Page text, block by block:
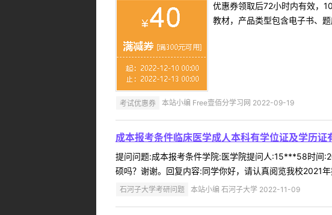
优惠券领取后72小时内有效，
教材，产品类型包含电子书、
考试优惠券 本站小编 Free壹佰分学习网 2022-09-19
成本报考条件临床医学成人本科有学位证及学历证
提问问题:成本报考条件学院:医学院提问人:15***58时间
硕吗？谢谢。回复内容:同学你好，请认真阅览我校2021
石河子大学考研问题 本站小编 石河子大学 2022-11-09